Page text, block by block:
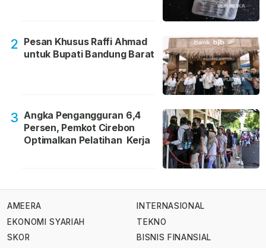
2 Pesan Khusus Raffi Ahmad
untuk Bupati Bandung Barat
3 Angka Pengangguran 6,4
Persen, Pemkot Cirebon
Optimalkan Pelatihan Kerja
AMEERA
EKONOMI SYARIAH
SKOR
INTERNASIONAL
TEKNO
BISNIS FINANSIAL